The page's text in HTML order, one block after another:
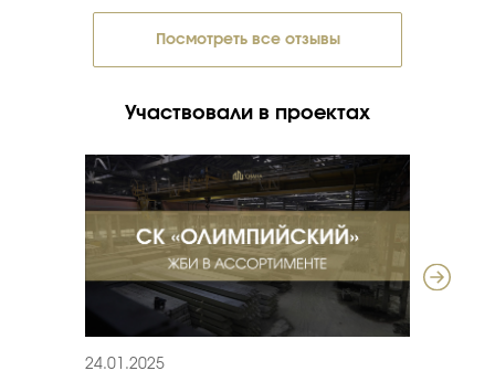
Посмотреть все отзывы
Участвовали в проектах
24.01.2025